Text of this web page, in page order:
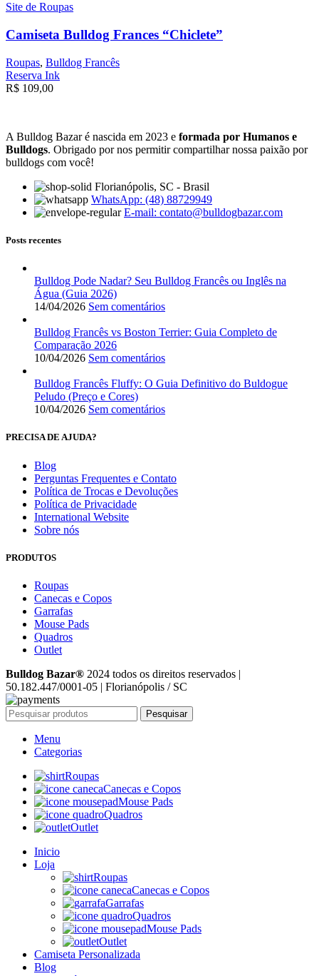
Site de Roupas
Camiseta Bulldog Frances “Chiclete”
Roupas, Bulldog Francês
Reserva Ink
R$ 109,00
A Bulldog Bazar é nascida em 2023 e formada por Humanos e
Bulldogs. Obrigado por nos permitir compartilhar nossa paixão por
bulldogs com você!
Florianópolis, SC - Brasil
WhatsApp: (48) 88729949
E-mail: contato@bulldogbazar.com
Posts recentes
Bulldog Pode Nadar? Seu Bulldog Francês ou Inglês na
Água (Guia 2026)
14/04/2026 Sem comentários
Bulldog Francês vs Boston Terrier: Guia Completo de
Comparação 2026
10/04/2026 Sem comentários
Bulldog Francês Fluffy: O Guia Definitivo do Buldogue
Peludo (Preço e Cores)
10/04/2026 Sem comentários
PRECISA DE AJUDA?
Blog
Perguntas Frequentes e Contato
Política de Trocas e Devoluções
Política de Privacidade
International Website
Sobre nós
PRODUTOS
Roupas
Canecas e Copos
Garrafas
Mouse Pads
Quadros
Outlet
Bulldog Bazar® 2024 todos os direitos reservados |
50.182.447/0001-05 | Florianópolis / SC
Pesquisar
Menu
Categorias
Roupas
Canecas e Copos
Mouse Pads
Quadros
Outlet
Inicio
Loja
Roupas
Canecas e Copos
Garrafas
Quadros
Mouse Pads
Outlet
Camiseta Personalizada
Blog